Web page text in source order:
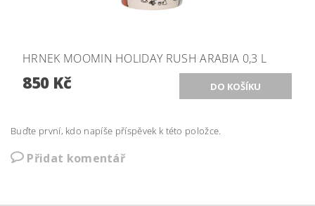
HRNEK MOOMIN HOLIDAY RUSH ARABIA 0,3 L
850 Kč
Buďte první, kdo napíše příspěvek k této položce.
Přidat komentář